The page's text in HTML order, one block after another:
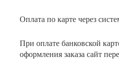
Оплата по карте через
При оплате банковской
оформления заказа сайт